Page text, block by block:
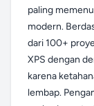
paling
modern.
dari 100+
XPS dengan
karena
lembap.